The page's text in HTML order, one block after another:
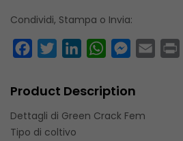
Condividi, Stampa o Invia:
FacebookTwitterLinkedInWhatsAppMessenger
Email
Product Description
Dettagli di Green Crack Fem
Tipo di coltivo